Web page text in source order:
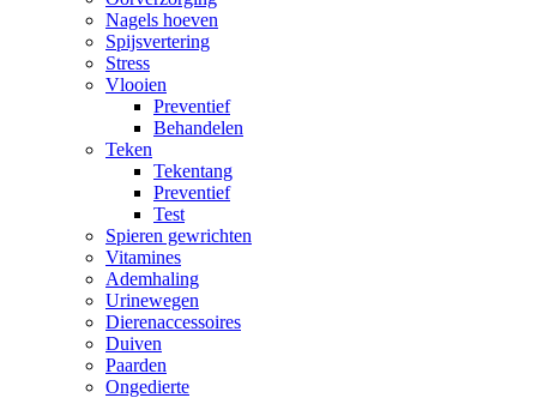
Nagels hoeven
Spijsvertering
Stress
Vlooien
Preventief
Behandelen
Teken
Tekentang
Preventief
Test
Spieren gewrichten
Vitamines
Ademhaling
Urinewegen
Dierenaccessoires
Duiven
Paarden
Ongedierte